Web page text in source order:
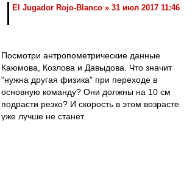
El Jugador Rojo-Blanco » 31 июл 2017 11:46
Посмотри антропометрические данные
Каюмова, Козлова и Давыдова. Что значит
"нужна другая физика" при переходе в
основную команду? Они должны на 10 см
подрасти резко? И скорость в этом возрасте
уже лучше не станет.